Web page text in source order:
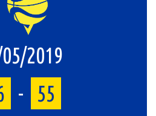
2019
-
55